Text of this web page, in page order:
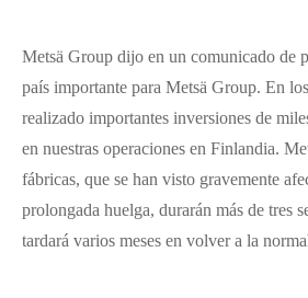
Metsä Group dijo en un comunicado de
país importante para Metsä Group. En
realizado importantes inversiones de
en nuestras operaciones en Finlandia.
fábricas, que se han visto gravemente
prolongada huelga, durarán más de tres
tardará varios meses en volver a la